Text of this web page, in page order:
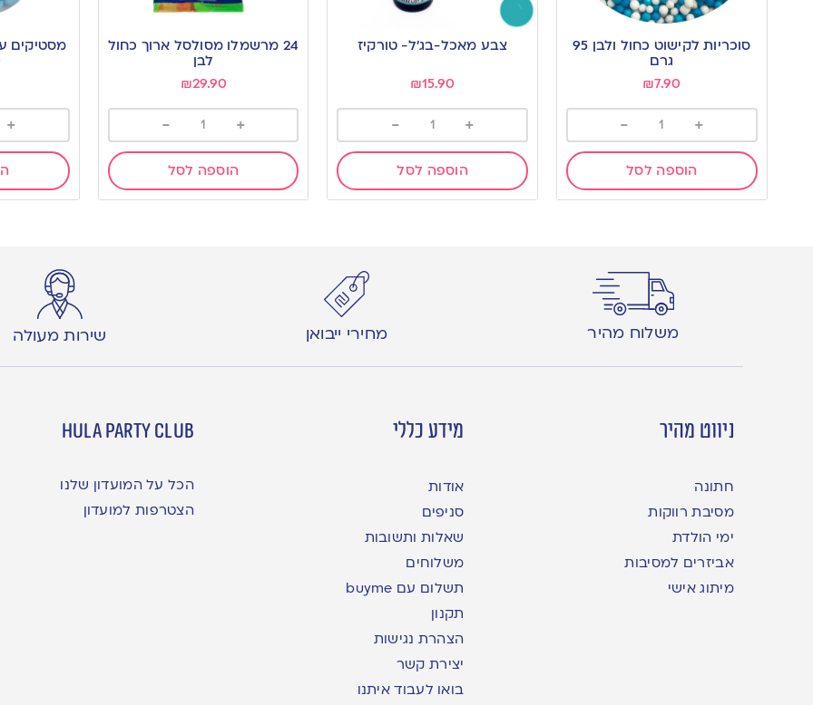
סוכריות לקישוט כחול ולבן 95
גרם
₪7.90
+
-
הוספה לסל
צבע מאכל-בג’ל- טורקיז
₪15.90
+
-
הוספה לסל
24 מרשמלו מסולסל ארוך כחול
לבן
₪29.90
+
-
הוספה לסל
מסטיקים
+
משלוח מהיר מחירי ייבואן שירות מעולה
ניווט מהיר
חתונה
מסיבת רווקות
ימי הולדת
אביזרים למסיבות
מיתוג אישי
מידע כללי
אודות
סניפים
שאלות ותשובות
משלוחים
תשלום עם buyme
תקנון
הצהרת נגישות
יצירת קשר
בואו לעבוד איתנו
hula party club
הכל על המועדון שלנו
הצטרפות למועדון